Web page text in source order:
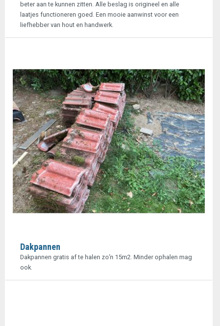
beter aan te kunnen zitten. Alle beslag is origineel en alle
laatjes functioneren goed. Een mooie aanwinst voor een
liefhebber van hout en handwerk.
Dakpannen
Dakpannen gratis af te halen zo’n 15m2. Minder ophalen mag
ook.